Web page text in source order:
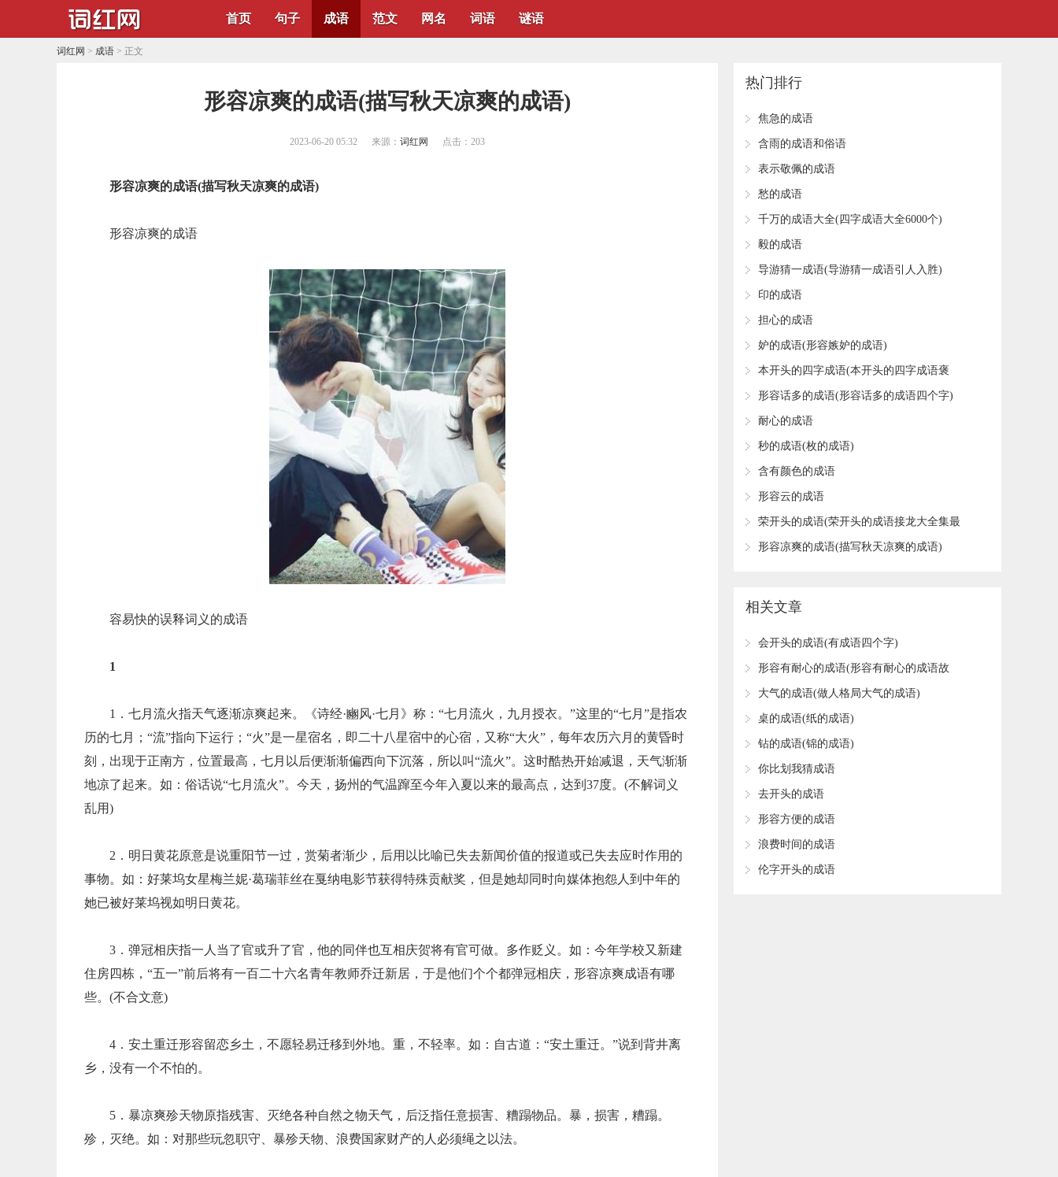
首页 句子 成语 范文 网名 词语 谜语
词红网 > 成语 > 正文
​形容凉爽的成语(描写秋天凉爽的成语)
2023-06-20 05:32 来源： 词红网 点击： 203
形容凉爽的成语(描写秋天凉爽的成语)
形容凉爽的成语
容易快的误释词义的成语
1
1．七月流火指天气逐渐凉爽起来。《诗经·豳风·七月》称：“七月流火，九月授衣。”这里的“七月”是指农
历的七月；“流”指向下运行；“火”是一星宿名，即二十八星宿中的心宿，又称“大火”，每年农历六月的黄昏时
刻，出现于正南方，位置最高，七月以后便渐渐偏西向下沉落，所以叫“流火”。这时酷热开始减退，天气渐渐
地凉了起来。如：俗话说“七月流火”。今天，扬州的气温蹿至今年入夏以来的最高点，达到37度。(不解词义
乱用)
2．明日黄花原意是说重阳节一过，赏菊者渐少，后用以比喻已失去新闻价值的报道或已失去应时作用的
事物。如：好莱坞女星梅兰妮·葛瑞菲丝在戛纳电影节获得特殊贡献奖，但是她却同时向媒体抱怨人到中年的
她已被好莱坞视如明日黄花。
3．弹冠相庆指一人当了官或升了官，他的同伴也互相庆贺将有官可做。多作贬义。如：今年学校又新建
住房四栋，“五一”前后将有一百二十六名青年教师乔迁新居，于是他们个个都弹冠相庆，形容凉爽成语有哪
些。(不合文意)
4．安土重迁形容留恋乡土，不愿轻易迁移到外地。重，不轻率。如：自古道：“安土重迁。”说到背井离
乡，没有一个不怕的。
5．暴凉爽殄天物原指残害、灭绝各种自然之物天气，后泛指任意损害、糟蹋物品。暴，损害，糟蹋。
殄，灭绝。如：对那些玩忽职守、暴殄天物、浪费国家财产的人必须绳之以法。
热门排行
​焦急的成语
​含雨的成语和俗语
​表示敬佩的成语
​愁的成语
​千万的成语大全(四字成语大全6000个)
​毅的成语
​导游猜一成语(导游猜一成语引人入胜)
​印的成语
​担心的成语
​妒的成语(形容嫉妒的成语)
​本开头的四字成语(本开头的四字成语褒
义)
​形容话多的成语(形容话多的成语四个字)
​耐心的成语
​秒的成语(枚的成语)
​含有颜色的成语
​形容云的成语
​荣开头的成语(荣开头的成语接龙大全集最
长)
​形容凉爽的成语(描写秋天凉爽的成语)
相关文章
​会开头的成语(有成语四个字)
​形容有耐心的成语(形容有耐心的成语故
事)
​大气的成语(做人格局大气的成语)
​桌的成语(纸的成语)
​钻的成语(锦的成语)
​你比划我猜成语
​去开头的成语
​形容方便的成语
​浪费时间的成语
​伦字开头的成语